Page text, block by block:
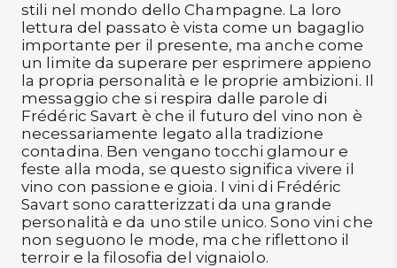
stili nel mondo dello Champagne. La loro
lettura del passato è vista come un bagaglio
importante per il presente, ma anche come
un limite da superare per esprimere appieno
la propria personalità e le proprie ambizioni. Il
messaggio che si respira dalle parole di
Frédéric Savart è che il futuro del vino non è
necessariamente legato alla tradizione
contadina. Ben vengano tocchi glamour e
feste alla moda, se questo significa vivere il
vino con passione e gioia. I vini di Frédéric
Savart sono caratterizzati da una grande
personalità e da uno stile unico. Sono vini che
non seguono le mode, ma che riflettono il
terroir e la filosofia del vignaiolo.